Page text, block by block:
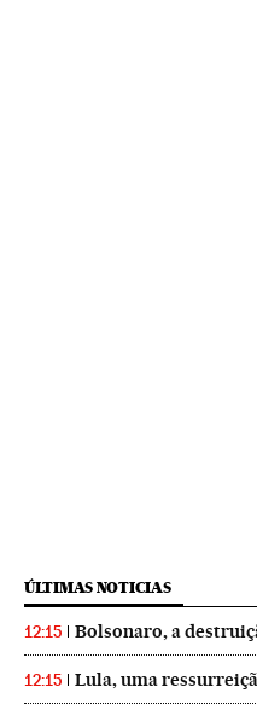
ÚLTIMAS NOTICIAS
12:15 Bolsonaro, a
12:15 Lula, uma